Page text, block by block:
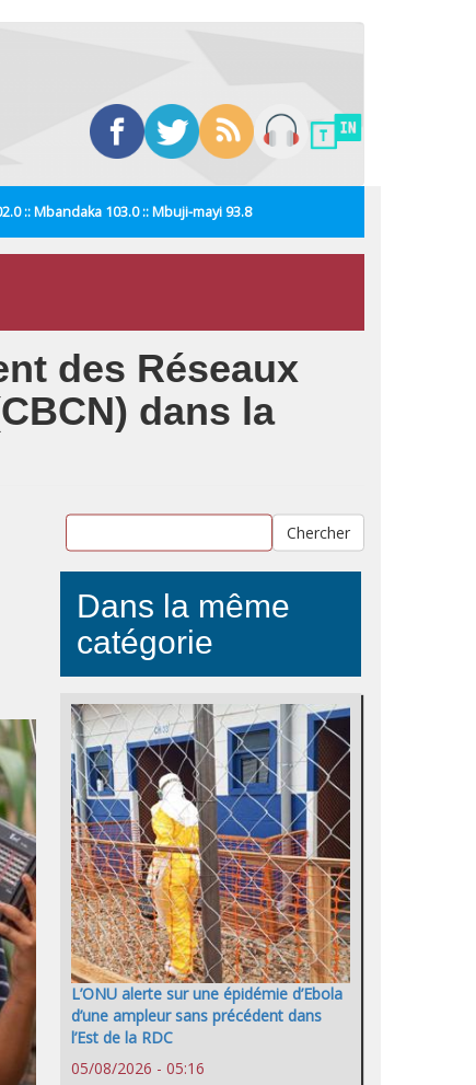
:: Mbandaka 103.0 :: Mbuji-mayi 93.8
des Réseaux
dans la
Chercher
Dans la même
catégorie
L’ONU alerte sur une épidémie d’Ebola
d’une ampleur sans précédent dans
l’Est de la RDC
05/08/2026 - 05:16